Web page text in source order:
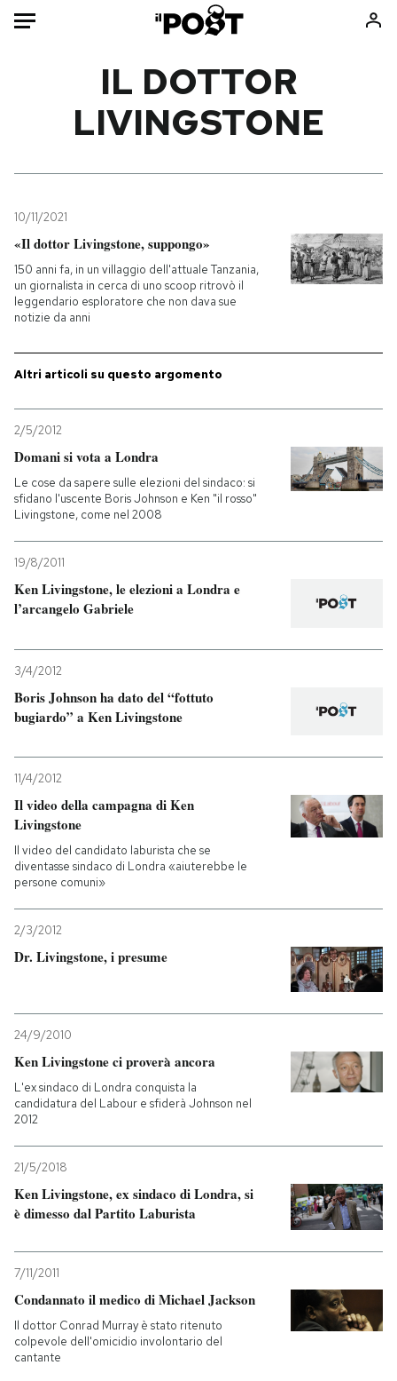
Mondo
Tecnologia
Internet
Scienza
Cultura
Sport
Libri
Ok Boomer!
Media
Europa
Mondiali calcio 2026
PODCAST
NEWSLETTER
SHOP
CALENDARIO
AREA PERSONALE
IL DOTTOR
LIVINGSTONE
10/11/2021
«Il dottor Livingstone, suppongo»
150 anni fa, in un villaggio dell'attuale Tanzania,
un giornalista in cerca di uno scoop ritrovò il
leggendario esploratore che non dava sue
notizie da anni
Altri articoli su questo argomento
2/5/2012
Domani si vota a Londra
Le cose da sapere sulle elezioni del sindaco: si
sfidano l'uscente Boris Johnson e Ken "il rosso"
Livingstone, come nel 2008
19/8/2011
Ken Livingstone, le elezioni a Londra e
l’arcangelo Gabriele
3/4/2012
Boris Johnson ha dato del “fottuto
bugiardo” a Ken Livingstone
11/4/2012
Il video della campagna di Ken
Livingstone
Il video del candidato laburista che se
diventasse sindaco di Londra «aiuterebbe le
persone comuni»
2/3/2012
Dr. Livingstone, i presume
24/9/2010
Ken Livingstone ci proverà ancora
L'ex sindaco di Londra conquista la
candidatura del Labour e sfiderà Johnson nel
2012
21/5/2018
Ken Livingstone, ex sindaco di Londra, si
è dimesso dal Partito Laburista
7/11/2011
Condannato il medico di Michael Jackson
Il dottor Conrad Murray è stato ritenuto
colpevole dell'omicidio involontario del
cantante